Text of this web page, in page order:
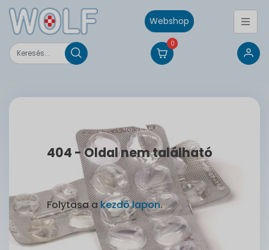
Webshop
0
404 - Oldal nem található
Folytasa akezdő lapon.